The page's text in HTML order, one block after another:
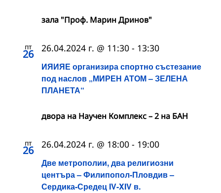
зала "Проф. Марин Дринов"
пт
26
ИЯИЯЕ организира спортно състезание
под наслов „МИРЕН АТОМ – ЗЕЛЕНА
ПЛАНЕТА“
26.04.2024 г. @ 11:30 - 13:30
двора на Научен Комплекс – 2 на БАН
пт
26
Две метрополии, два религиозни
центъра – Филипопол-Пловдив –
Сердика-Средец IV-XIV в.
26.04.2024 г. @ 18:00 - 19:00